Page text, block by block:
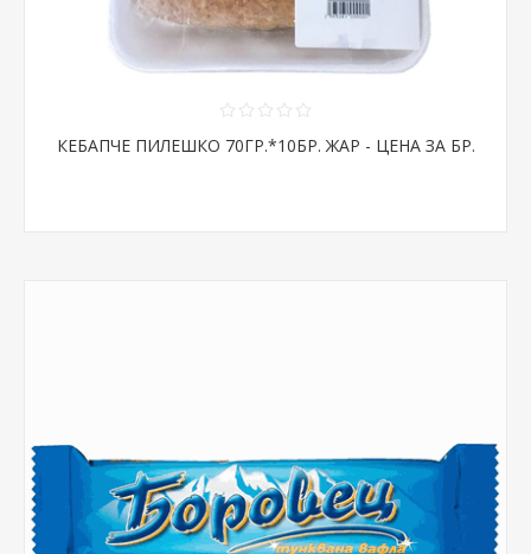
КЕБАПЧЕ ПИЛЕШКО 70ГР.*10БР. ЖАР - ЦЕНА ЗА БР.